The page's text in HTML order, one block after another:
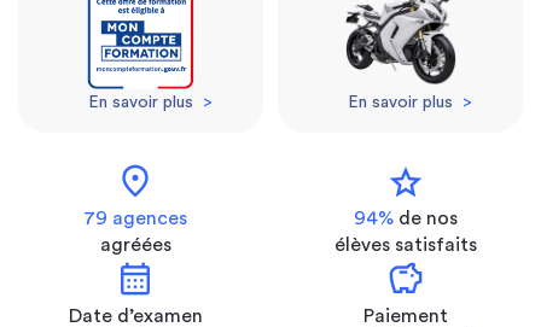
En savoir plus > En savoir plus >
location_on
79 agences
agréées
star
94% de nos
élèves satisfaits
calendar_month
Date d’examen
savings
Paiement